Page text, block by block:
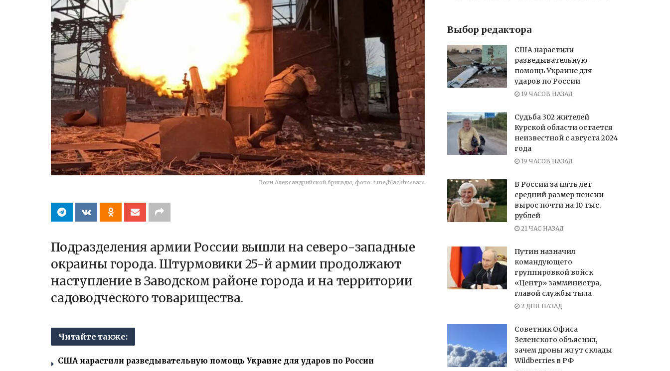
Воин Александрийской бригады, фото: t.me/blackhussars
Подразделения армии России вышли на северо-западные
окраины города. Штурмовики 25-й армии продолжают
наступление в Заводском районе города и на территории
садоводческого товарищества.
Читайте также:
США нарастили разведывательную помощь Украине для ударов по России
Выбор редактора
США нарастили
разведывательную
помощь Украине для
ударов по России
19 ЧАСОВ НАЗАД
Судьба 302 жителей
Курской области остается
неизвестной с августа 2024
года
19 ЧАСОВ НАЗАД
В России за пять лет
средний размер пенсии
вырос почти на 10 тыс.
рублей
21 ЧАС НАЗАД
Путин назначил
командующего
группировкой войск
«Центр» замминистра,
главой службы тыла
2 ДНЯ НАЗАД
Советник Офиса
Зеленского объяснил,
зачем дроны жгут склады
Wildberries в РФ